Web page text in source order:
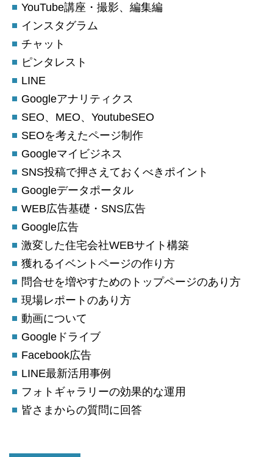
YouTube講座・撮影、編集編
インスタグラム
チャット
ピンタレスト
LINE
Googleアナリティクス
SEO、MEO、YoutubeSEO
SEOを考えたページ制作
Googleマイビジネス
SNS投稿で押さえておくべきポイント
Googleデータポータル
WEB広告基礎・SNS広告
Google広告
激変した住宅会社WEBサイト構築
獲れるイベントページの作り方
問合せを増やすためのトップページのあり方
現場レポートのあり方
動画について
Googleドライブ
Facebook広告
LINE最新活用事例
フォトギャラリーの効果的な運用
皆さまからの質問に回答